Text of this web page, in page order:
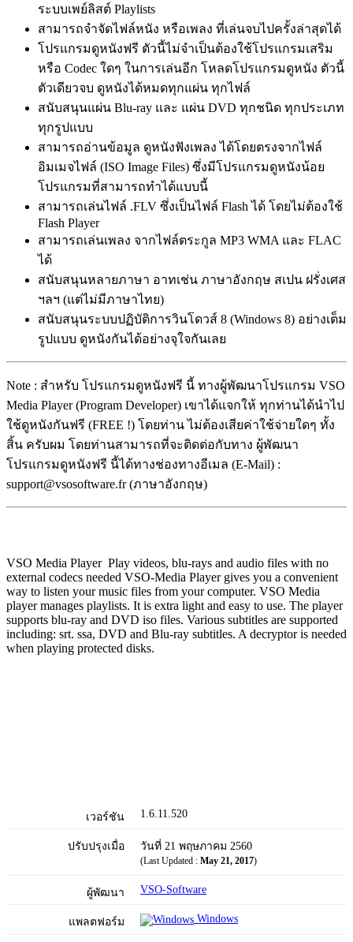
ระบบเพย์ลิสต์ Playlists
สามารถจำจัดไฟล์หนัง หรือเพลง ที่เล่นจบไปครั้งล่าสุดได้
โปรแกรมดูหนังฟรี ตัวนี้ไม่จำเป็นต้องใช้โปรแกรมเสริม
หรือ Codec ใดๆ ในการเล่นอีก โหลดโปรแกรมดูหนัง ตัวนี้
ตัวเดียวจบ ดูหนังได้หมดทุกแผ่น ทุกไฟล์
สนับสนุนแผ่น Blu-ray และ แผ่น DVD ทุกชนิด ทุกประเภท
ทุกรูปแบบ
สามารถอ่านข้อมูล ดูหนังฟังเพลง ได้โดยตรงจากไฟล์
อิมเมจไฟล์ (ISO Image Files) ซึ่งมีโปรแกรมดูหนังน้อย
โปรแกรมที่สามารถทำได้แบบนี้
สามารถเล่นไฟล์ .FLV ซึ่งเป็นไฟล์ Flash ได้ โดยไม่ต้องใช้
Flash Player
สามารถเล่นเพลง จากไฟล์ตระกูล MP3 WMA และ FLAC
ได้
สนับสนุนหลายภาษา อาทเช่น ภาษาอังกฤษ สเปน ฝรั่งเศส
ฯลฯ (แต่ไม่มีภาษาไทย)
สนับสนุนระบบปฏิบัติการวินโดวส์ 8 (Windows 8) อย่างเต็ม
รูปแบบ ดูหนังกันได้อย่างจุใจกันเลย
Note : สำหรับ โปรแกรมดูหนังฟรี นี้ ทางผู้พัฒนาโปรแกรม VSO
Media Player (Program Developer) เขาได้แจกให้ ทุกท่านได้นำไป
ใช้ดูหนังกันฟรี (FREE !) โดยท่าน ไม่ต้องเสียค่าใช้จ่ายใดๆ ทั้ง
สิ้น ครับผม โดยท่านสามารถที่จะติดต่อกับทาง ผู้พัฒนา
โปรแกรมดูหนังฟรี นี้ได้ทางช่องทางอีเมล (E-Mail) :
support@vsosoftware.fr (ภาษาอังกฤษ)
VSO Media Player Play videos, blu-rays and audio files with no
external codecs needed VSO-Media Player gives you a convenient
way to listen your music files from your computer. VSO Media
player manages playlists. It is extra light and easy to use. The player
supports blu-ray and DVD iso files. Various subtitles are supported
including: srt. ssa, DVD and Blu-ray subtitles. A decryptor is needed
when playing protected disks.
เวอร์ชัน 1.6.11.520
ปรับปรุงเมื่อ วันที่ 21 พฤษภาคม 2560
(Last Updated : May 21, 2017)
ผู้พัฒนา VSO-Software
แพลตฟอร์ม Windows